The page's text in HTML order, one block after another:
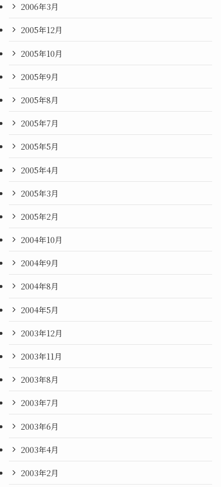
2006年3月
2005年12月
2005年10月
2005年9月
2005年8月
2005年7月
2005年5月
2005年4月
2005年3月
2005年2月
2004年10月
2004年9月
2004年8月
2004年5月
2003年12月
2003年11月
2003年8月
2003年7月
2003年6月
2003年4月
2003年2月